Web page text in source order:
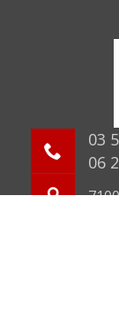
03
06